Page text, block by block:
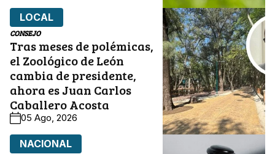
LOCAL
CONSEJO
Tras meses de polémicas,
el Zoológico de León
cambia de presidente,
ahora es Juan Carlos
Caballero Acosta
05 Ago, 2026
NACIONAL